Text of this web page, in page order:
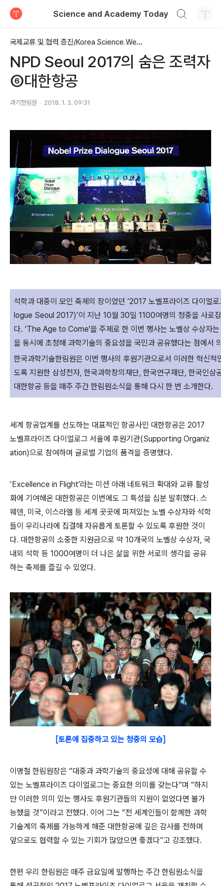
Science and Academy Today
국제교류 및 협력 증진/Korea Science Week 2017
NPD Seoul 2017의 숨은 조력자
⑥대한항공
과기한림원 2018. 1. 3. 09:31
석학과 대중이 모인 축제의 장이었던 ‘2017 노벨프라이즈 다이얼
logue Seoul 2017)’이 지난 10월 30일 1100여명의 청중을 사로
다. ‘The Age to Come'을 주제로 한 이번 행사는 노벨상 수상자
을 동시에 초청해 과학기술의 중요성을 국민과 공유했다는 점에서
한국과학기술한림원은 이번 행사의 후원기관으로서 이러한 혁신적
도록 지원한 삼성전자, 한국과학창의재단, 한국연구재단, 한국인삼
대한항공 등을 매주 주간 한림원소식을 통해 다시 한 번 소개한다.
세계 항공업계를 선도하는 대표적인 항공사인 대한항공은 2017
노벨프라이즈 다이얼로그 서울에 후원기관(Supporting Organiz
ation)으로 참여하며 글로벌 기업의 품격을 증명했다.
‘Excellence in Flight'라는 미션 아래 네트워크 확대와 교류 활성
화에 기여해온 대한항공은 이번에도 그 특성을 십분 발휘했다. 스
웨덴, 미국, 이스라엘 등 세계 곳곳에 퍼져있는 노벨 수상자와 석학
들이 우리나라에 집결해 자유롭게 토론할 수 있도록 후원한 것이
다. 대한항공의 소중한 지원금으로 약 10개국의 노벨상 수상자, 국
내외 석학 등 1000여명이 더 나은 삶을 위한 서로의 생각을 공유
하는 축제를 즐길 수 있었다.
[토론에 집중하고 있는 청중의 모습]
이명철 한림원장은 “대중과 과학기술의 중요성에 대해 공유할 수
있는 노벨프라이즈 다이얼로그는 중요한 의미를 갖는다”며 “하지
만 이러한 의미 있는 행사도 후원기관들의 지원이 없었다면 불가
능했을 것”이라고 전했다. 이어 그는 “전 세계인들이 함께한 과학
기술계의 축제를 가능하게 해준 대한항공에 깊은 감사를 전하며
앞으로도 협력할 수 있는 기회가 많았으면 좋겠다”고 강조했다.
한편 우리 한림원은 매주 금요일에 발행하는 주간 한림원소식을